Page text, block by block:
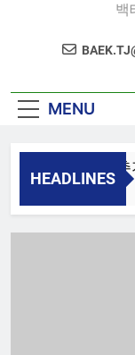
성공
공목에 먹는 마
백
MENU
HEADLINES
노화를 늦추